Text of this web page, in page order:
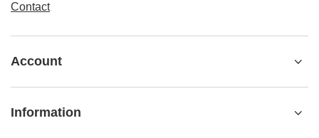
Contact
Account
Information